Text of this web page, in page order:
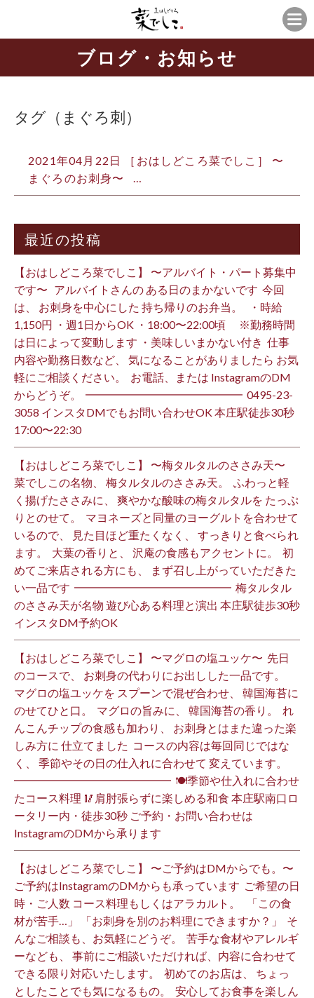
ブログ・お知らせ
タグ（まぐろ刺）
2021年04月22日 ［おはしどころ菜でしこ］ 〜
まぐろのお刺身〜 …
最近の投稿
【おはしどころ菜でしこ】 〜アルバイト・パート募集中
です〜 ⁡ ⁡ アルバイトさんの ある日のまかないです ⁡ 今回
は、 お刺身を中心にした 持ち帰りのお弁当。 ⁡ ⁡ ・時給
1,150円 ・週1日からOK ・18:00〜22:00頃 ※勤務時間
は日によって変動します ・美味しいまかない付き ⁡ 仕事
内容や勤務日数など、 気になることがありましたら お気
軽にご相談ください。 ⁡ お電話、または InstagramのDM
からどうぞ。 ⁡ ━━━━━━━━━━━━━━ ⁡ ️0495-23-
3058 インスタDMでもお問い合わせOK 本庄駅徒歩30秒
17:00〜22:30 ⁡
【おはしどころ菜でしこ】 〜梅タルタルのささみ天〜 ⁡
菜でしこの名物、 梅タルタルのささみ天。 ⁡ ふわっと軽
く揚げたささみに、 爽やかな酸味の梅タルタルを たっぷ
りとのせて。 ⁡ マヨネーズと同量のヨーグルトを合わせて
いるので、 見た目ほど重たくなく、 すっきりと食べられ
ます。 ⁡ 大葉の香りと、 沢庵の食感もアクセントに。 ⁡ 初
めてご来店される方にも、 まず召し上がっていただきた
い一品です️ ⁡ ━━━━━━━━━━━━━━ ⁡ 梅タルタル
のささみ天が名物 遊び心ある料理と演出 本庄駅徒歩30秒
インスタDM予約OK ⁡
【おはしどころ菜でしこ】 〜マグロの塩ユッケ〜 ⁡ 先日
のコースで、 お刺身の代わりにお出しした一品です。 ⁡
マグロの塩ユッケを スプーンで混ぜ合わせ、 韓国海苔に
のせてひと口。 ⁡ マグロの旨みに、 韓国海苔の香り。 ⁡ れ
んこんチップの食感も加わり、 お刺身とはまた違った楽
しみ方に 仕立てました️ ⁡ コースの内容は毎回同じではな
く、 季節やその日の仕入れに合わせて 変えています。 ⁡
━━━━━━━━━━━━━━ ⁡ 🍽季節や仕入れに合わせ
たコース料理 🥢肩肘張らずに楽しめる和食 本庄駅南口ロ
ータリー内・徒歩30秒 ご予約・お問い合わせは
InstagramのDMから承ります ⁡
【おはしどころ菜でしこ】 〜ご予約はDMからでも。〜 ⁡
ご予約はInstagramのDMからも承っています ⁡ ご希望の日
時・ご人数 コース料理もしくはアラカルト。 ⁡ ⁡ 「この食
材が苦手…」 「お刺身を別のお料理にできますか？」 ⁡ そ
んなご相談も、お気軽にどうぞ。 ⁡ 苦手な食材やアレルギ
ーなども、 事前にご相談いただければ、内容に合わせて
できる限り対応いたします。 ⁡ 初めてのお店は、 ちょっ
としたことでも気になるもの。 ⁡ 安心してお食事を楽しん